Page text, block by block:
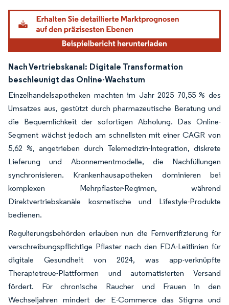
Nach Vertriebskanal: Digitale Transformation
beschleunigt das Online-Wachstum
Einzelhandelsapotheken machten im Jahr 2025 70,55 % des
Umsatzes aus, gestützt durch pharmazeutische Beratung und
die Bequemlichkeit der sofortigen Abholung. Das Online-
Segment wächst jedoch am schnellsten mit einer CAGR von
5,62 %, angetrieben durch Telemedizin-Integration, diskrete
Lieferung und Abonnementmodelle, die Nachfüllungen
synchronisieren. Krankenhausapotheken dominieren bei
komplexen Mehrpflaster-Regimen, während
Direktvertriebskanäle kosmetische und Lifestyle-Produkte
bedienen.
Regulierungsbehörden erlauben nun die Fernverifizierung für
verschreibungspflichtige Pflaster nach den FDA-Leitlinien für
digitale Gesundheit von 2024, was app-verknüpfte
Therapietreue-Plattformen und automatisierten Versand
fördert. Für chronische Raucher und Frauen in den
Wechseljahren mindert der E-Commerce das Stigma und